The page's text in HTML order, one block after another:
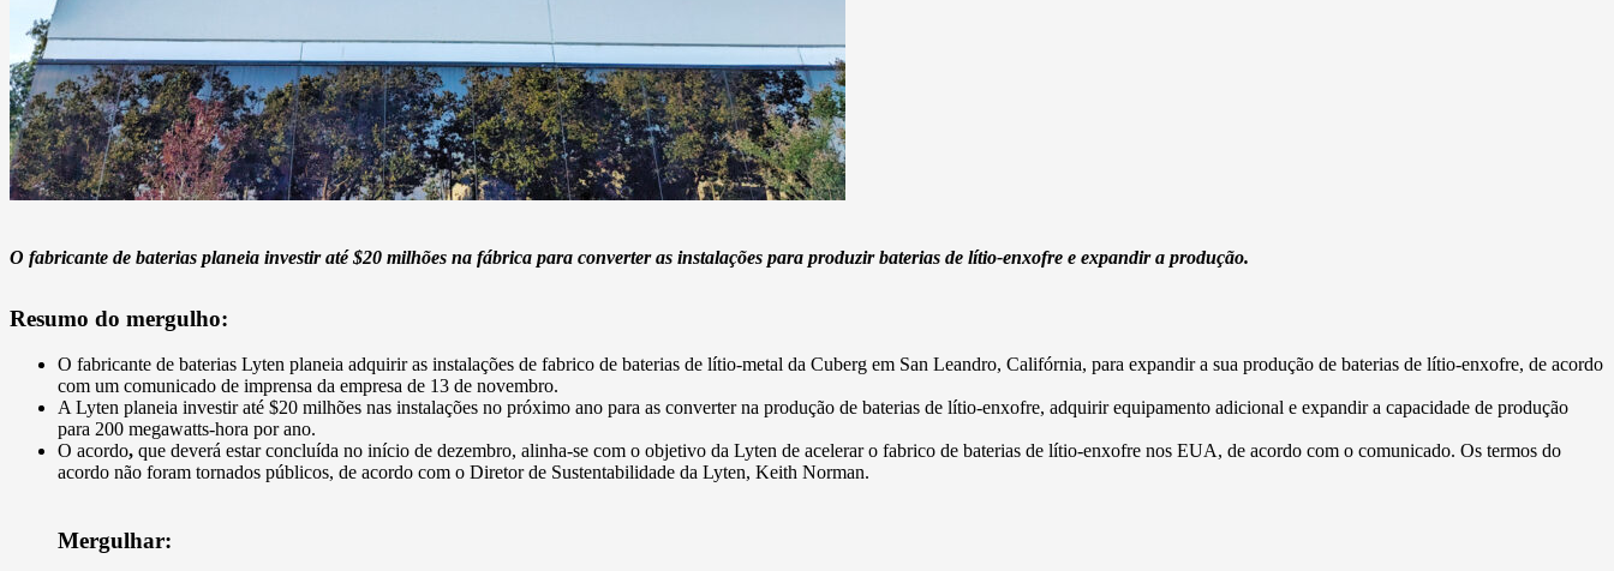
Conhecimento da bateria
Sobre nós
Bulgarian Arabic English French Portuguese Spanish
O fabricante de baterias planeia investir até $20 milhões na fábrica para converter as instalações para produzir baterias de lítio-enxofre e expandir a produção.
Resumo do mergulho:
O fabricante de baterias Lyten planeia adquirir as instalações de fabrico de baterias de lítio-metal da Cuberg em San Leandro, Califórnia, para expandir a sua produção de baterias de lítio-enxofre, de acordo
com um comunicado de imprensa da empresa de 13 de novembro.
A Lyten planeia investir até $20 milhões nas instalações no próximo ano para as converter na produção de baterias de lítio-enxofre, adquirir equipamento adicional e expandir a capacidade de produção
para 200 megawatts-hora por ano.
O acordo, que deverá estar concluída no início de dezembro, alinha-se com o objetivo da Lyten de acelerar o fabrico de baterias de lítio-enxofre nos EUA, de acordo com o comunicado. Os termos do
acordo não foram tornados públicos, de acordo com o Diretor de Sustentabilidade da Lyten, Keith Norman.
Mergulhar: